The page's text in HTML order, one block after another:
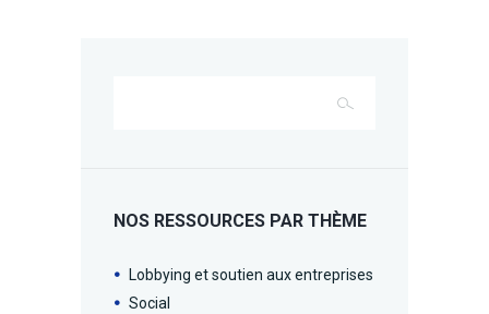
NOS RESSOURCES PAR THÈME
Lobbying et soutien aux entreprises
Social